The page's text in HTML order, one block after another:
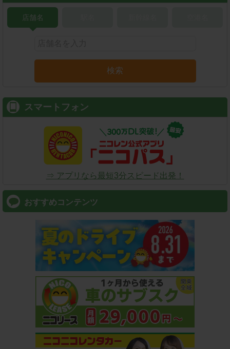
店舗名
検索
スマートフォン
⇒ アプリなら最短3分スピード出発！
おすすめコンテンツ